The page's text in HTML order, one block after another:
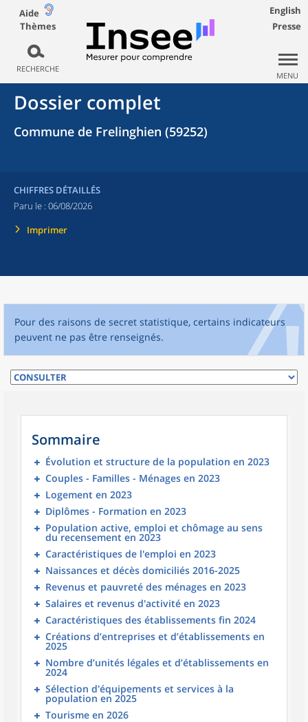
Aide
Thèmes
RECHERCHE
English
Presse
MENU
Dossier complet
Commune de Frelinghien (59252)
CHIFFRES DÉTAILLÉS
Paru le : 06/08/2026
Imprimer
Pour des raisons de secret statistique, certains indicateurs
peuvent ne pas être renseignés.
Sommaire
Évolution et structure de la population en 2023
Couples - Familles - Ménages en 2023
Logement en 2023
Diplômes - Formation en 2023
Population active, emploi et chômage au sens
du recensement en 2023
Caractéristiques de l'emploi en 2023
Naissances et décès domiciliés 2016-2025
Revenus et pauvreté des ménages en 2023
Salaires et revenus d'activité en 2023
Caractéristiques des établissements fin 2024
Créations d’entreprises et d’établissements en
2025
Nombre d’unités légales et d’établissements en
2024
Sélection d'équipements et services à la
population en 2025
Tourisme en 2026